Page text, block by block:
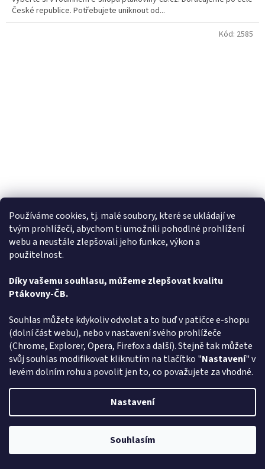
Používáme cookies, tj. malé soubory, které se ukládají ve
tvým prohlížeči, abychom ti umožnili pohodlné prohlížení
webu a neustále zlepšovali jeho funkce, výkon a
použitelnost.
Díky vašemu souhlasu, můžeme zlepšovat kvalitu
Ptákovny-ČB.
Souhlas můžete kdykoliv odvolat a to buď v patičce e-shopu
(dolní část webu), nebo v nastavení svého prohlížeče
(Chrome, Explorer, Opera, Firefox a další). Stejně tak můžete
svůj souhlas modifikovat kliknutím na tlačítko "Nastavení" v
levém dolním rohu a povolit jen to, co považujete za vhodné.
Nastavení
Souhlasím
hvězdiček.
České republice. Potřebujete uniknout od...
Káva Maryša - Do smrti dobrý - 250g
Průměrné
produktu
je
z
5
hvězdiček.
283 Kč
Sranda musí být, a pokud hledáte - Kávu Maryša - Do smrti dobrý -
vyberte si v rodinném e-shopu ptakoviny-cb.cz. Doručujeme po celé
České republice. Pokud jste...
Kód: 2585
Kód:612616/TMA